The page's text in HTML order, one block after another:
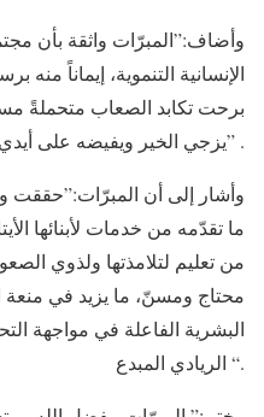
الإنسانية التنموية، إيماناً منه
برحت تكابد الصعاب متحملةً
يزجي الخير ويفيضه على أيدي أهل الخير” .
وأشار إلى أن المبرّات:”حققت
ما تقدّمه من خدمات لأبنائها
من تعليم لتلامذتها ولذوي
محتاج ومسنّ، ما يزيد في منعة
البشرية الفاعلة في مواجهة
الريادي المبدع “.